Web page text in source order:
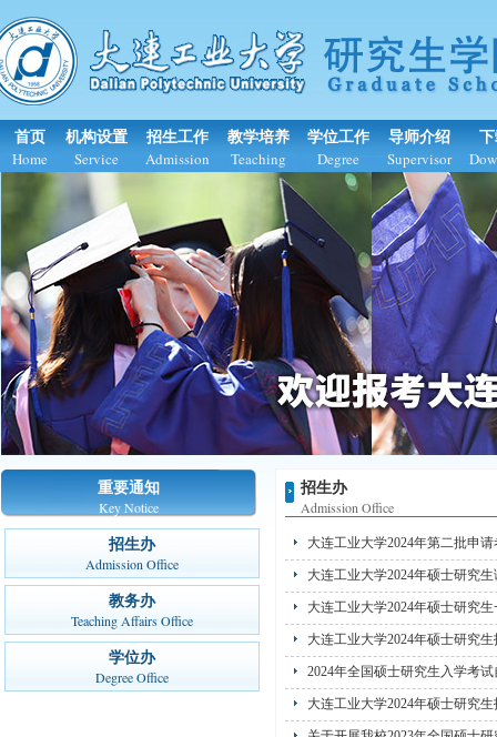
首页
Home
机构设置
Service
招生工作
Admission
教学培养
Teaching
学位工作
Degree
导师介绍
Supervisor
重要通知
Key Notice
招生办
Admission Office
教务办
Teaching Affairs Office
学位办
Degree Office
招生办
Admission Office
大连工业大学2024年第二批申
大连工业大学2024年硕士研究
大连工业大学2024年硕士研究
大连工业大学2024年硕士研究
2024年全国硕士研究生入学考
大连工业大学2024年硕士研究